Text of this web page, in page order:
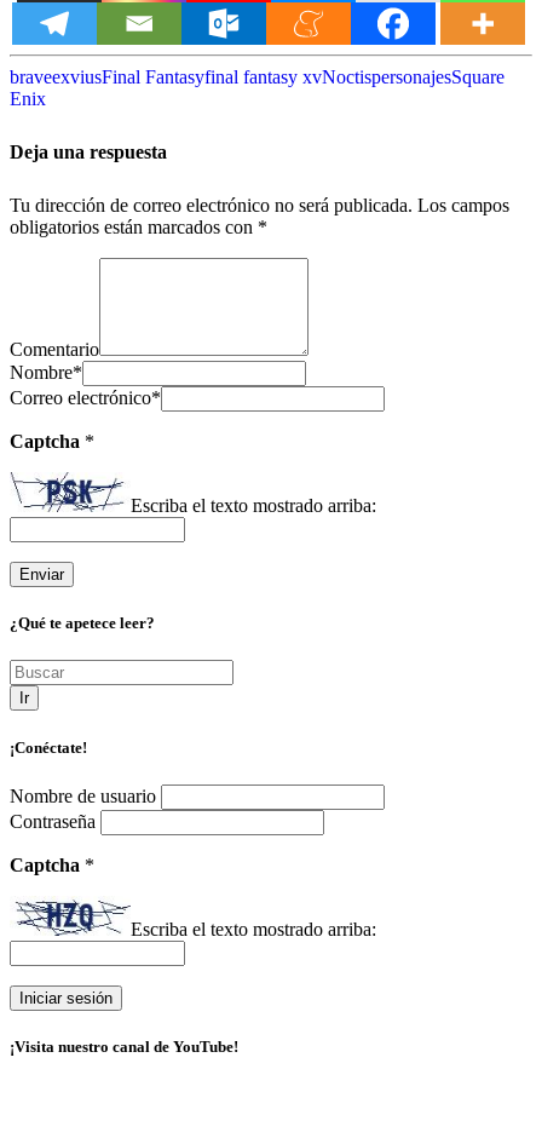
braveexviusFinal Fantasyfinal fantasy xvNoctispersonajesSquare
Enix
Deja una respuesta
Tu dirección de correo electrónico no será publicada. Los campos
obligatorios están marcados con *
Comentario
Nombre*
Correo electrónico*
Captcha *
Escriba el texto mostrado arriba:
¿Qué te apetece leer?
Ir
¡Conéctate!
Nombre de usuario
Contraseña
Captcha *
Escriba el texto mostrado arriba:
¡Visita nuestro canal de YouTube!